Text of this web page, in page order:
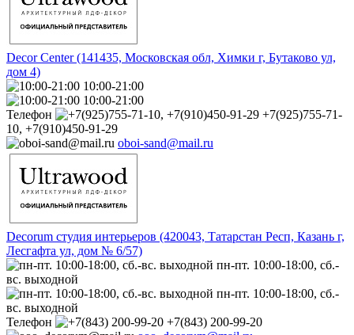
Decor Center (141435, Московская обл, Химки г, Бутаково ул,
дом 4)
10:00-21:00
10:00-21:00
Телефон
+7(925)755-71-
10, +7(910)450-91-29
oboi-sand@mail.ru
Decorum студия интерьеров (420043, Татарстан Респ, Казань г,
Лесгафта ул, дом № 6/57)
пн-пт. 10:00-18:00, сб.-
вс. выходной
пн-пт. 10:00-18:00, сб.-
вс. выходной
Телефон
+7(843) 200-99-20